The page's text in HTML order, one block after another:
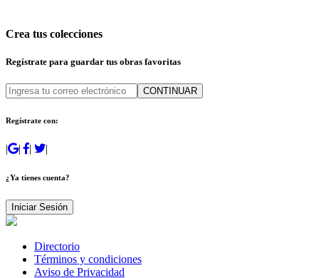
Crea tus colecciones
Regístrate para guardar tus obras favoritas
CONTINUAR
Regístrate con:
| | | |
¿Ya tienes cuenta?
Iniciar Sesión
Directorio
Términos y condiciones
Aviso de Privacidad